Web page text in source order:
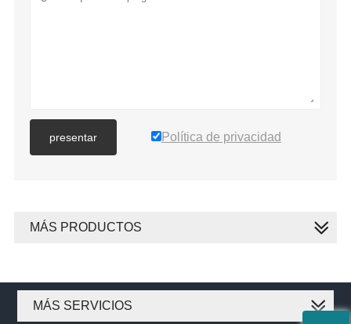
presentar Política de privacidad
MÁS PRODUCTOS
MÁS SERVICIOS